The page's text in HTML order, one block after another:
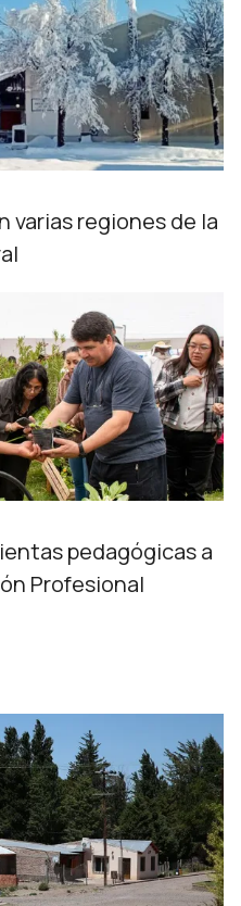
varias regiones de la
pedagógicas a
Profesional